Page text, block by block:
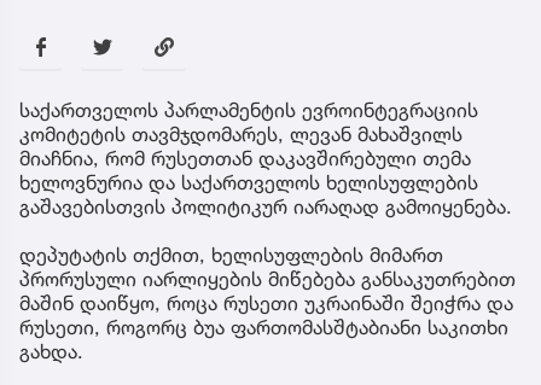
საქართველოს პარლამენტის ევროინტეგრაციის
კომიტეტის თავმჯდომარეს, ლევან მახაშვილს
მიაჩნია, რომ რუსეთთან დაკავშირებული თემა
ხელოვნურია და საქართველოს ხელისუფლების
გაშავებისთვის პოლიტიკურ იარაღად გამოიყენება.
დეპუტატის თქმით, ხელისუფლების მიმართ
პრორუსული იარლიყების მიწებება განსაკუთრებით
მაშინ დაიწყო, როცა რუსეთი უკრაინაში შეიჭრა და
რუსეთი, როგორც ბუა ფართომასშტაბიანი საკითხი
გახდა.